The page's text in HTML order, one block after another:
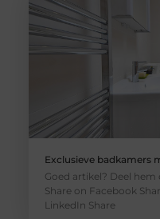
Exclusieve badkamers
Goed artikel? Deel hem
Share on Facebook
LinkedIn Share